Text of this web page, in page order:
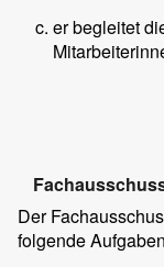
er begleitet
Der
folgende